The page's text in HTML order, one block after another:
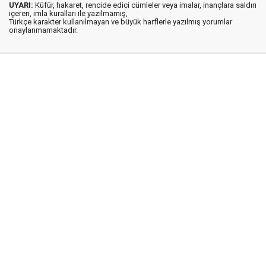
UYARI: Küfür, hakaret, rencide edici cümleler veya imalar, inançlara saldırı
içeren, imla kuralları ile yazılmamış,
Türkçe karakter kullanılmayan ve büyük harflerle yazılmış yorumlar
onaylanmamaktadır.